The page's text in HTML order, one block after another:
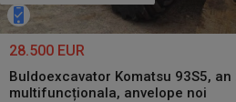
28.500 EUR
Buldoexcavator Komatsu 93S5,
multifuncționala, anvelope noi